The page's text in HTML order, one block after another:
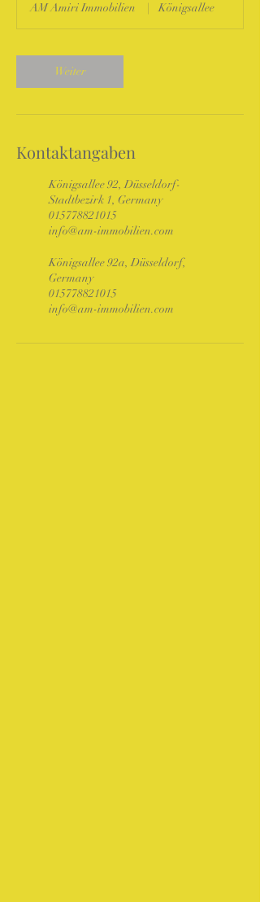
d
AM Amiri Immobilien Königsallee
Weiter
Kontaktangaben
Königsallee 92, Düsseldorf-
Stadtbezirk 1, Germany
015778821015
info@am-immobilien.com
Königsallee 92a, Düsseldorf,
Germany
015778821015
info@am-immobilien.com